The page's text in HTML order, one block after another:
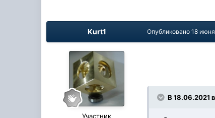
Kurt1
Участник
Опубликовано18
В 18.06.2021